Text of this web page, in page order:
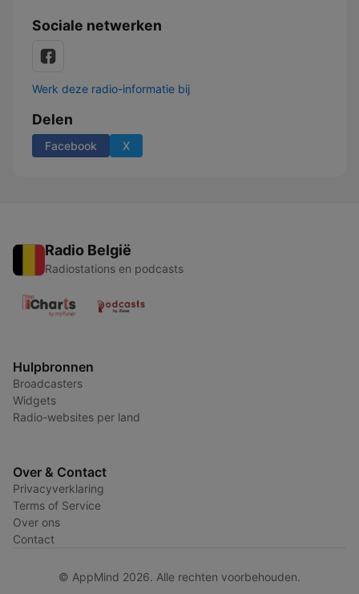
Sociale netwerken
Werk deze radio-informatie bij
Delen
Facebook X
Radio België
Radiostations en podcasts
Hulpbronnen
Broadcasters
Widgets
Radio-websites per land
Over & Contact
Privacyverklaring
Terms of Service
Over ons
Contact
© AppMind 2026. Alle rechten voorbehouden.